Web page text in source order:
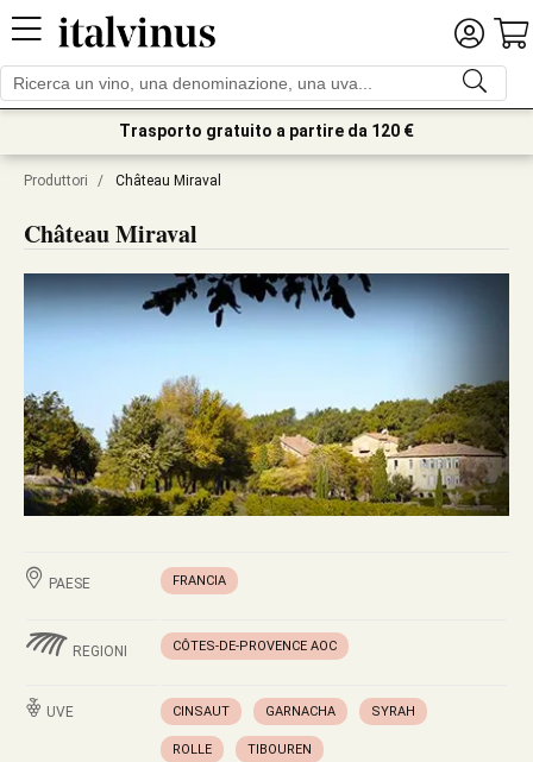
Trasporto gratuito a partire da 120 €
Produttori / Château Miraval
Château Miraval
PAESE FRANCIA
REGIONI CÔTES-DE-PROVENCE AOC
UVE CINSAUT GARNACHA SYRAH
ROLLE TIBOUREN